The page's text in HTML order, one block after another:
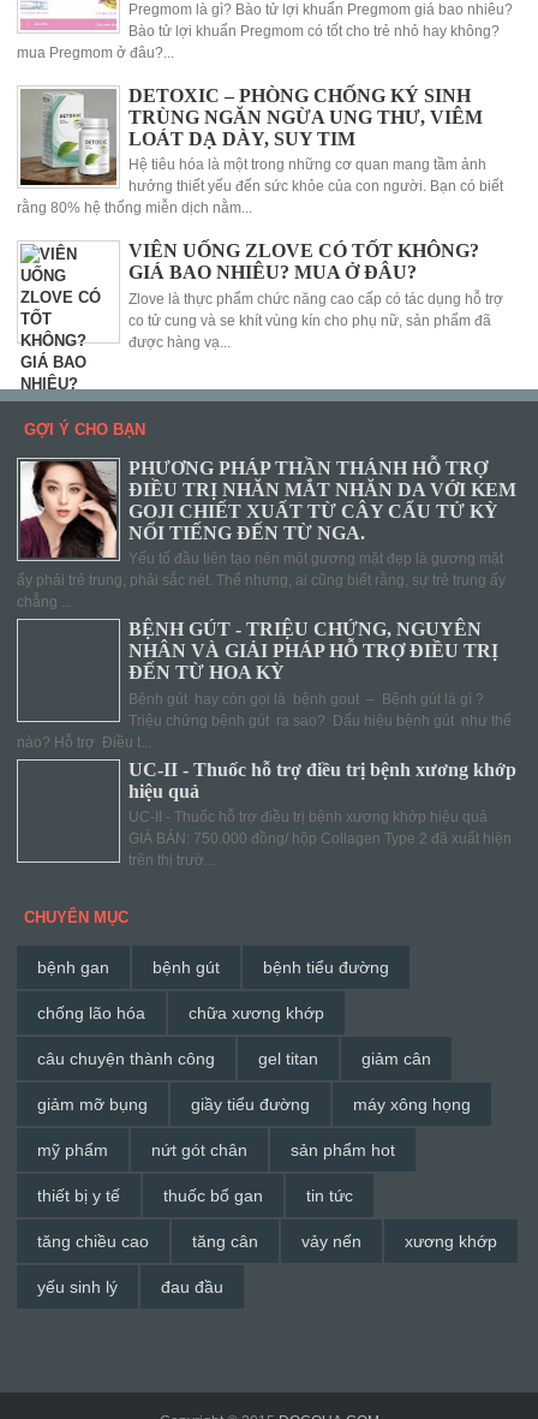
Pregmom là gì? Bào tử lợi khuẩn Pregmom giá bao nhiêu?
Bào tử lợi khuẩn Pregmom có tốt cho trẻ nhỏ hay không?
mua Pregmom ở đâu?...
DETOXIC – PHÒNG CHỐNG KÝ SINH
TRÙNG NGĂN NGỪA UNG THƯ, VIÊM
LOÁT DẠ DÀY, SUY TIM
Hệ tiêu hóa là một trong những cơ quan mang tầm ảnh
hưởng thiết yếu đến sức khỏe của con người. Bạn có biết
rằng 80% hệ thống miễn dịch nằm...
VIÊN UỐNG ZLOVE CÓ TỐT KHÔNG?
GIÁ BAO NHIÊU? MUA Ở ĐÂU?
Zlove là thực phẩm chức năng cao cấp có tác dụng hỗ trợ
co tử cung và se khít vùng kín cho phụ nữ, sản phẩm đã
được hàng vạ...
GỢI Ý CHO BẠN
PHƯƠNG PHÁP THẦN THÁNH HỖ TRỢ
ĐIỀU TRỊ NHĂN MẮT NHĂN DA VỚI KEM
GOJI CHIẾT XUẤT TỪ CÂY CẨU TỬ KỲ
NỔI TIẾNG ĐẾN TỪ NGA.
Yếu tố đầu tiên tạo nên một gương mặt đẹp là gương mặt
ấy phải trẻ trung, phải sắc nét. Thế nhưng, ai cũng biết rằng, sự trẻ trung ấy
chẳng ...
BỆNH GÚT - TRIỆU CHỨNG, NGUYÊN
NHÂN VÀ GIẢI PHÁP HỖ TRỢ ĐIỀU TRỊ
ĐẾN TỪ HOA KỲ
Bệnh gút hay còn gọi là bệnh gout – Bệnh gút là gì ?
Triệu chứng bệnh gút ra sao? Dấu hiệu bệnh gút như thế
nào? Hỗ trợ Điều t...
UC-II - Thuốc hỗ trợ điều trị bệnh xương khớp
hiệu quả
UC-II - Thuốc hỗ trợ điều trị bệnh xương khớp hiệu quả
GIÁ BÁN: 750.000 đồng/ hộp Collagen Type 2 đã xuất hiện
trên thị trườ...
CHUYÊN MỤC
bệnh gan bệnh gút bệnh tiểu đường
chống lão hóa chữa xương khớp
câu chuyện thành công gel titan giảm cân
giảm mỡ bụng giầy tiểu đường máy xông họng
mỹ phẩm nứt gót chân sản phẩm hot
thiết bị y tế thuốc bổ gan tin tức
tăng chiều cao tăng cân vảy nến xương khớp
yếu sinh lý đau đầu